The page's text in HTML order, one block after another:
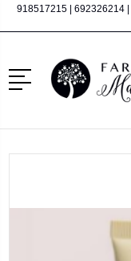
918517215 692326214
Menú